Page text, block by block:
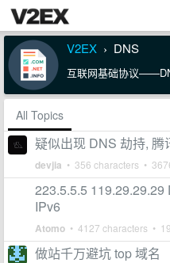
V2EX › DNS
互联网基础协议
All Topics
疑似出现 DNS 劫持,
devjia • 356 characters •
223.5.5.5
IPv6
Atomo • 4127 characters •
做站千万避坑 top 域名